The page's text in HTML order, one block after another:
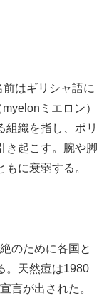
前はギリシャ語に
ミエロン）
組織を指し、ポリ
き起こす。腕や脚
に衰弱する。
のために各国と
。天然痘は1980
言が出された。